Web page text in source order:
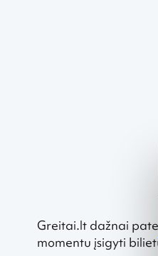
Greitai.lt dažnai
momentu įsigyti